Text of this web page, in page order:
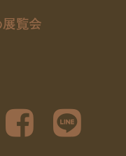
覧会
Facebook LINE